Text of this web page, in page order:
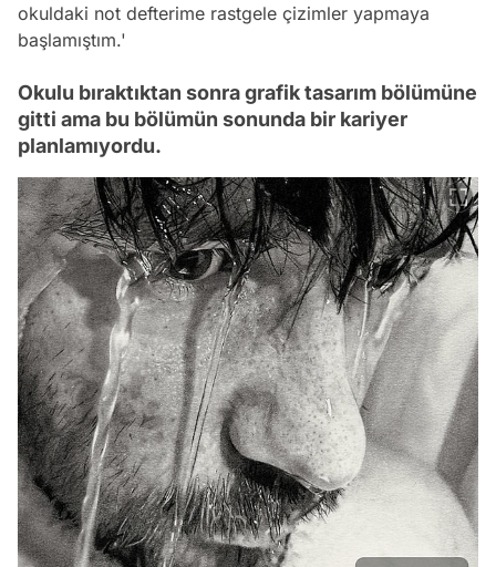
okuldaki not defterime rastgele çizimler yapmaya
başlamıştım.'
Okulu bıraktıktan sonra grafik tasarım bölümüne
gitti ama bu bölümün sonunda bir kariyer
planlamıyordu.